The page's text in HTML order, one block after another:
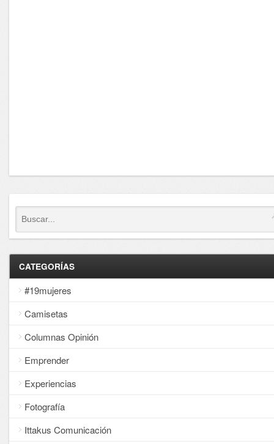
CATEGORÍAS
#19mujeres
Camisetas
Columnas Opinión
Emprender
Experiencias
Fotografía
Ittakus Comunicación